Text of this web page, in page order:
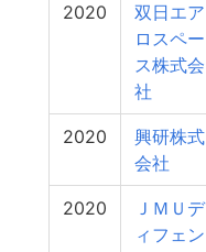
2020
双日エア
ロスペー
ス株式会
社
2020
興研株式
会社
2020
ＪＭＵデ
ィフェン